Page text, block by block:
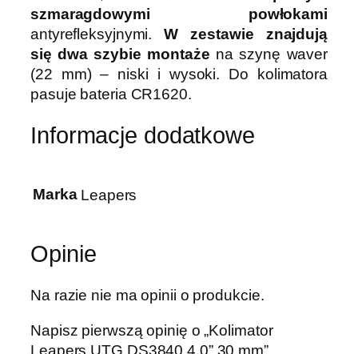
U
T
G
D
S
3
8
4
0
'
3
0
m
szmaragdowymi powłokami
antyrefleksyjnymi.W zestawie znajdują
się dwa szybie montaże na szynę waver
(22 mm) – niski i wysoki. Do kolimatora
pasuje bateria CR1620.
Informacje dodatkowe
Marka Leapers
Opinie
Na razie nie ma opinii o produkcie.
Napisz pierwszą opinię o „Kolimator
Leapers UTG DS3840 4.0” 30 mm”